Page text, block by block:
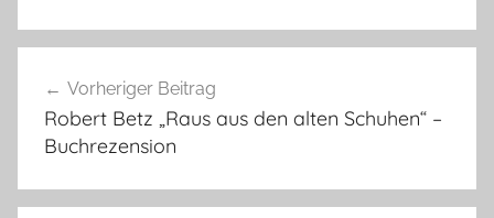
Vorheriger Beitrag
Robert Betz „Raus aus den alten Schuhen“ –
Buchrezension